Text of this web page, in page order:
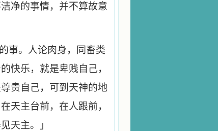
净的事情，并不算故意
事。人论肉身，同畜类
快乐，就是卑贱自己，
贵自己，可到天神的地
天主台前，在人跟前，
天主。」